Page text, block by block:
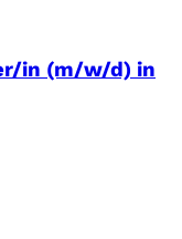
in (m/w/d) in